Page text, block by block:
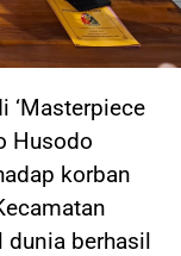
‘Masterpiece
Husodo
korban
dunia berhasil